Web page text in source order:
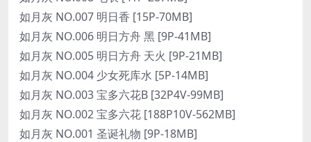
如月灰 NO.007 明日香 [15P-70MB]
如月灰 NO.006 明日方舟 黑 [9P-41MB]
如月灰 NO.005 明日方舟 天火 [9P-21MB]
如月灰 NO.004 少女死库水 [5P-14MB]
如月灰 NO.003 宝多六花B [32P4V-99MB]
如月灰 NO.002 宝多六花 [188P10V-562MB]
如月灰 NO.001 圣诞礼物 [9P-18MB]